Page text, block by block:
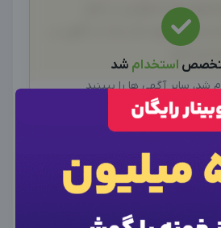
هیچ نوع مسئولیتی در قبال
و صحت موارد ذکر شده در آگهی، بر
استخدام شد
شد، سایر آگهی ها را ببینید
سایر متخصصین
ما به اشتراک بگذارید
با ادمین از طریق واتساپ یا
این بخش برای درج تجربه
کنید
شوید